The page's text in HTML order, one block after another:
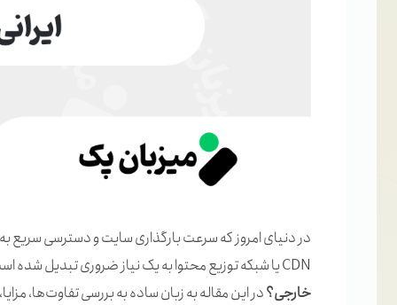
در دنیای امروز که سرعت بارگذاری سایت و دسترسی سریع
CDN یا شبکه توزیع محتوا به یک نیاز ضروری تبدیل شده است. اما یک سوال مهم پیش می‌آید:
خارجی؟